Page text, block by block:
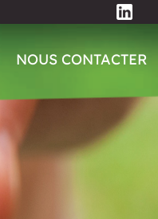
NOUS CONTACTER